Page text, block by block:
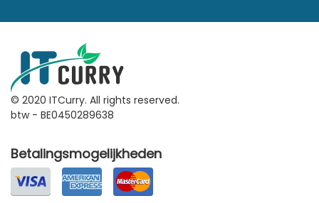
© 2020 ITCurry. All rights reserved.
btw - BE0450289638
Betalingsmogelijkheden